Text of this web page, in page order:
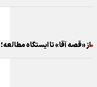
از «قصه آقا» تا ایستگاه